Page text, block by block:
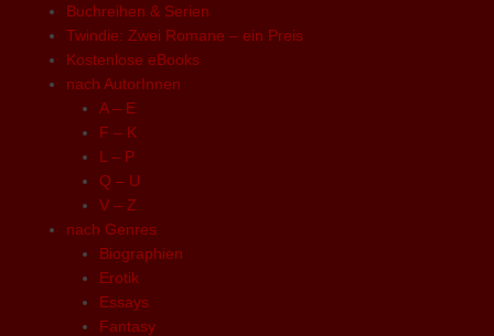
Buchreihen & Serien
Twindie: Zwei Romane – ein Preis
Kostenlose eBooks
nach AutorInnen
A – E
F – K
L – P
Q – U
V – Z
nach Genres
Biographien
Erotik
Essays
Fantasy